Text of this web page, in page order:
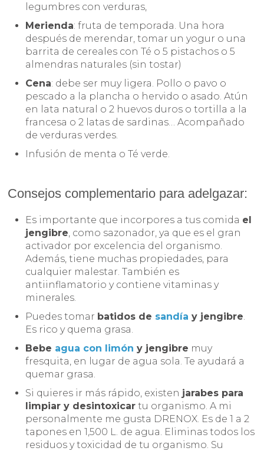
legumbres con verduras,
Merienda: fruta de temporada. Una hora
después de merendar, tomar un yogur o una
barrita de cereales con Té o 5 pistachos o 5
almendras naturales (sin tostar)
Cena: debe ser muy ligera. Pollo o pavo o
pescado a la plancha o hervido o asado. Atún
en lata natural o 2 huevos duros o tortilla a la
francesa o 2 latas de sardinas… Acompañado
de verduras verdes.
Infusión de menta o Té verde.
Consejos complementario para adelgazar:
Es importante que incorpores a tus comida el
jengibre, como sazonador, ya que es el gran
activador por excelencia del organismo.
Además, tiene muchas propiedades, para
cualquier malestar. También es
antiinflamatorio y contiene vitaminas y
minerales.
Puedes tomar batidos de sandía y jengibre.
Es rico y quema grasa.
Bebe agua con limón y jengibre muy
fresquita, en lugar de agua sola. Te ayudará a
quemar grasa.
Si quieres ir más rápido, existen jarabes para
limpiar y desintoxicar tu organismo. A mi
personalmente me gusta DRENOX. Es de 1 a 2
tapones en 1,500 L. de agua. Eliminas todos los
residuos y toxicidad de tu organismo. Su